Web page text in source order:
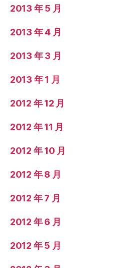
2013 年 5 月
2013 年 4 月
2013 年 3 月
2013 年 1 月
2012 年 12 月
2012 年 11 月
2012 年 10 月
2012 年 8 月
2012 年 7 月
2012 年 6 月
2012 年 5 月